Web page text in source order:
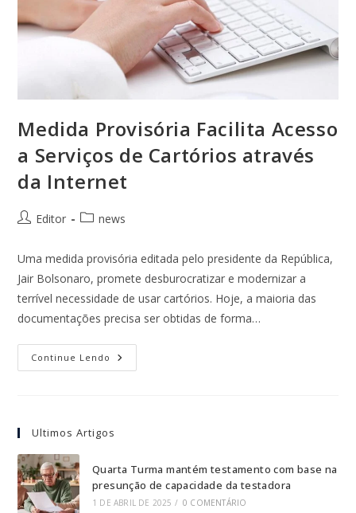
Medida Provisória Facilita Acesso
a Serviços de Cartórios através
da Internet
Editor news
Uma medida provisória editada pelo presidente da República,
Jair Bolsonaro, promete desburocratizar e modernizar a
terrível necessidade de usar cartórios. Hoje, a maioria das
documentações precisa ser obtidas de forma…
Continue Lendo
Ultimos Artigos
Quarta Turma mantém testamento com base na
presunção de capacidade da testadora
1 DE ABRIL DE 2025 / 0 COMENTÁRIO